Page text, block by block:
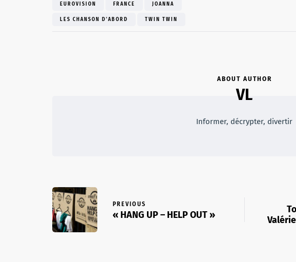
EUROVISION FRANCE JOANNA
LES CHANSON D'ABORD TWIN TWIN
ABOUT AUTHOR
VL
Informer, décrypter, divertir
PREVIOUS
« HANG UP – HELP OUT »